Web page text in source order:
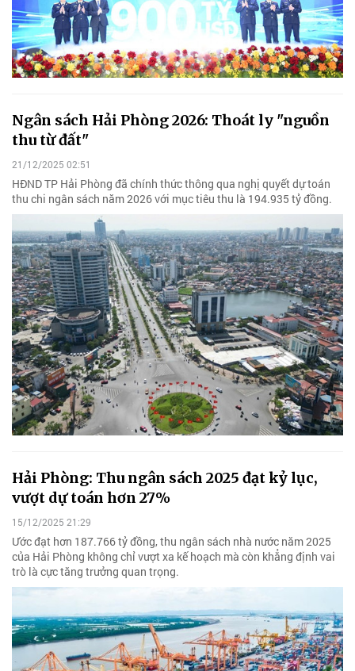
Ngân sách Hải Phòng 2026: Thoát ly "nguồn
thu từ đất"
21/12/2025 02:51
HĐND TP Hải Phòng đã chính thức thông qua nghị quyết dự toán
thu chi ngân sách năm 2026 với mục tiêu thu là 194.935 tỷ đồng.
Hải Phòng: Thu ngân sách 2025 đạt kỷ lục,
vượt dự toán hơn 27%
15/12/2025 21:29
Ước đạt hơn 187.766 tỷ đồng, thu ngân sách nhà nước năm 2025
của Hải Phòng không chỉ vượt xa kế hoạch mà còn khẳng định vai
trò là cực tăng trưởng quan trọng.